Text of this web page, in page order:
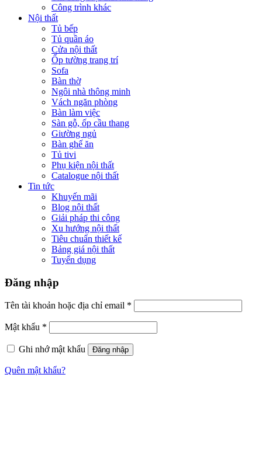
Công trình khác
Nội thất
Tủ bếp
Tủ quần áo
Cửa nội thất
Ốp tường trang trí
Sofa
Bàn thờ
Ngôi nhà thông minh
Vách ngăn phòng
Bàn làm việc
Sàn gỗ, ốp cầu thang
Giường ngủ
Bàn ghế ăn
Tủ tivi
Phụ kiện nội thất
Catalogue nội thất
Tin tức
Khuyến mãi
Blog nội thất
Giải pháp thi công
Xu hướng nội thất
Tiêu chuẩn thiết kế
Bảng giá nội thất
Tuyển dụng
Đăng nhập
Tên tài khoản hoặc địa chỉ email *
Mật khẩu *
Ghi nhớ mật khẩu Đăng nhập
Quên mật khẩu?